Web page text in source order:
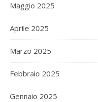
Maggio 2025
Aprile 2025
Marzo 2025
Febbraio 2025
Gennaio 2025